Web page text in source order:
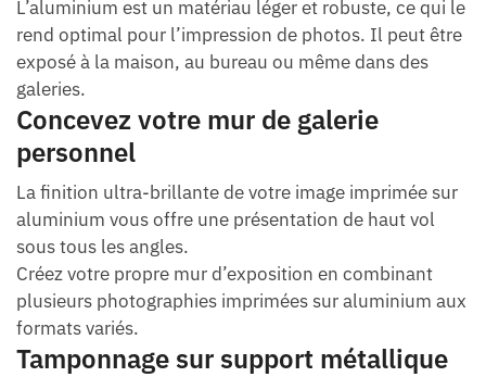
L’aluminium est un matériau léger et robuste, ce qui le
rend optimal pour l’impression de photos. Il peut être
exposé à la maison, au bureau ou même dans des
galeries.
Concevez votre mur de galerie
personnel
La finition ultra-brillante de votre image imprimée sur
aluminium vous offre une présentation de haut vol
sous tous les angles.
Créez votre propre mur d’exposition en combinant
plusieurs photographies imprimées sur aluminium aux
formats variés.
Tamponnage sur support métallique